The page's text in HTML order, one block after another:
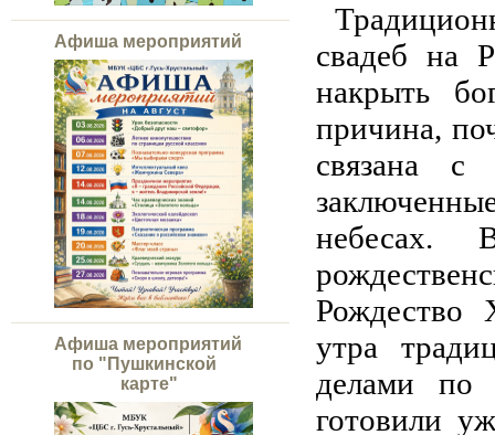
Афиша мероприятий
Афиша мероприятий
по "Пушкинской
карте"
свадеб на
накрыть
причина,
связана с
небесах.
Рождество
утра
делами по
готовили